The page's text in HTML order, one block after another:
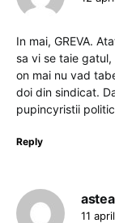
In mai, GREVA.
sa vi se taie
on mai nu vad
doi din sindicat.
pupincyristii
Reply
11